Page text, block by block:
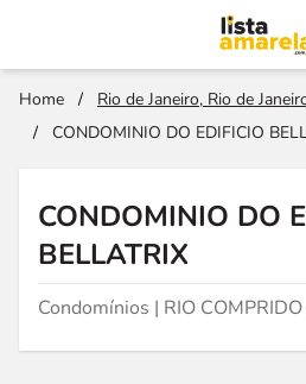
Home / Rio de Janeiro, Rio de
/
CONDOMINIO DO EDIFICIO
CONDOMINIO DO
BELLATRIX
Condomínios | RIO